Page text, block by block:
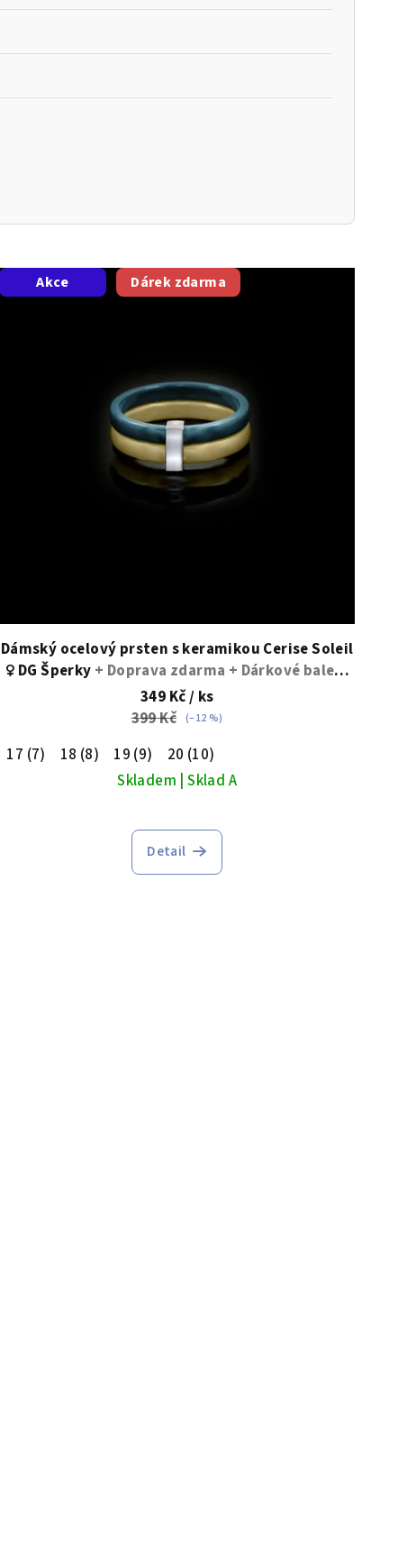
Akce Dárek zdarma
Dámský ocelový prsten s keramikou Cerise Soleil
♀️ DG Šperky + Doprava zdarma + Dárkové balení
zdarma
349 Kč/ ks
399 Kč (–12 %)
17 (7) 18 (8) 19 (9)
20 (10)
Skladem | Sklad A
Detail